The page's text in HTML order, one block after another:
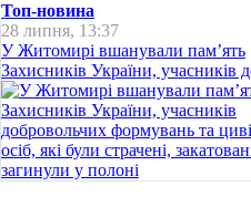
Топ-новина
28 липня, 13:37
У Житомирі вшанували пам’ять
Захисників України, учасників